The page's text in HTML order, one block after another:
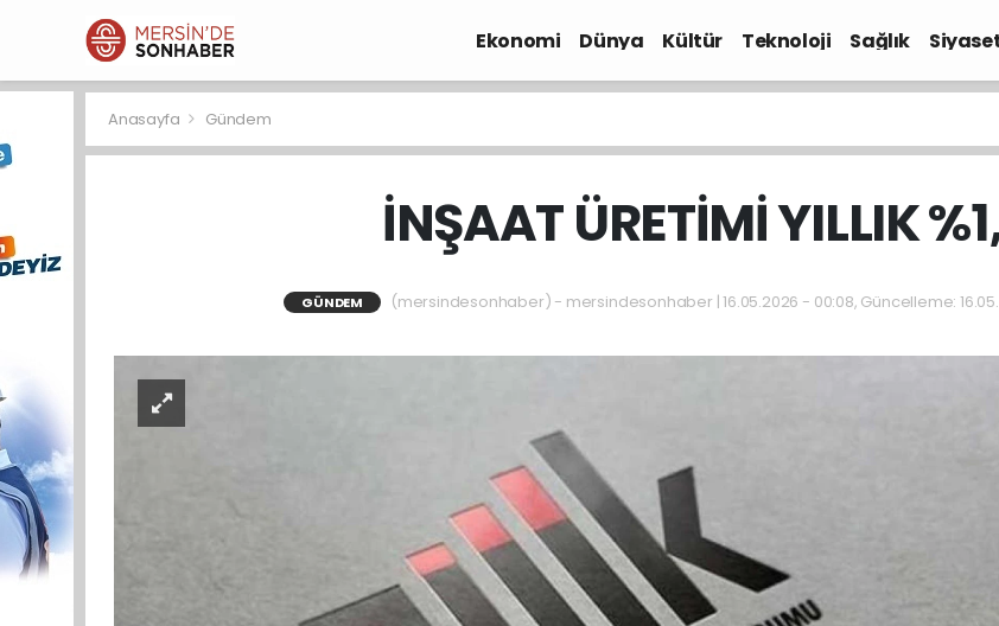
Ekonomi Dünya Kültür Teknoloji Sağlık
Anasayfa Gündem
İNŞAAT ÜRETİMİ YILLIK
GÜNDEM (mersindesonhaber) - mersindesonhaber | 16.05.2026 - 00:08, Güncelleme: